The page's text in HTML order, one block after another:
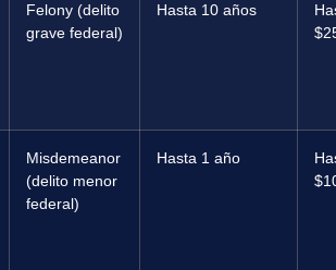
Felony (delito
grave federal)
Hasta 10 años
Misdemeanor
(delito menor
federal)
Hasta 1 año